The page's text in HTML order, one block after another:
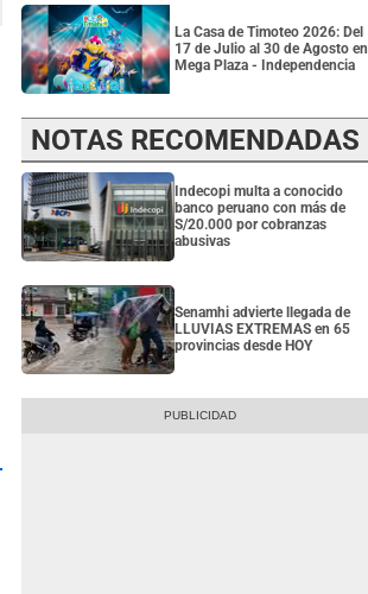
La Casa de Timoteo 2026: Del
17 de Julio al 30 de Agosto en
Mega Plaza - Independencia
NOTAS RECOMENDADAS
Indecopi multa a conocido
banco peruano con más de
S/20.000 por cobranzas
abusivas
Senamhi advierte llegada de
LLUVIAS EXTREMAS en 65
provincias desde HOY